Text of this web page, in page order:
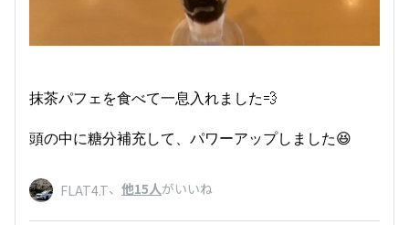
抹茶パフェを食べて一息入れました💨
頭の中に糖分補充して、パワーアップしました😆
FLAT4.T、 他15人がいいね